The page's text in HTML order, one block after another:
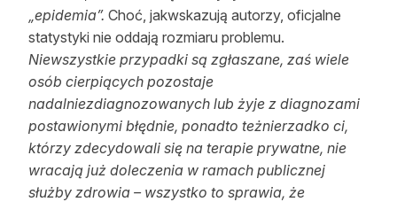
Zostań autorem
Archiwum
Kontakt
„epidemia”. Choć, jakwskazują autorzy, oficjalne
statystyki nie oddają rozmiaru problemu.
Niewszystkie przypadki są zgłaszane, zaś wiele
osób cierpiących pozostaje
nadalniezdiagnozowanych lub żyje z diagnozami
postawionymi błędnie, ponadto teżnierzadko ci,
którzy zdecydowali się na terapie prywatne, nie
wracają już doleczenia w ramach publicznej
służby zdrowia – wszystko to sprawia, że